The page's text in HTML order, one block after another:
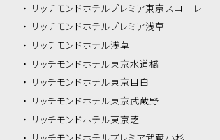
リッチモンドホテルプレミア東京スコーレ
リッチモンドホテルプレミア浅草
リッチモンドホテル浅草
リッチモンドホテル東京水道橋
リッチモンドホテル東京目白
リッチモンドホテル東京武蔵野
リッチモンドホテル東京芝